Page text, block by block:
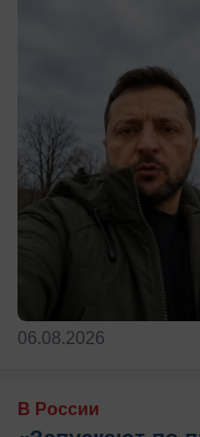
06.08.2026
В России